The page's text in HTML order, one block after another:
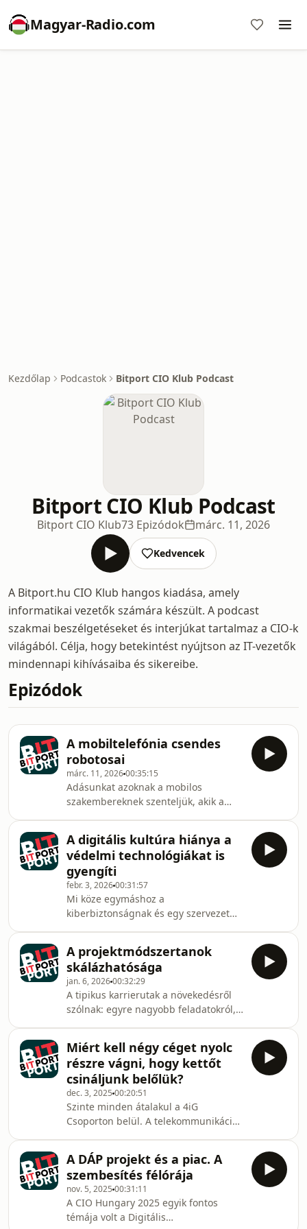
Magyar-Radio.com
Kezdőlap Podcastok Bitport CIO Klub Podcast
Bitport CIO Klub Podcast
Bitport CIO Klub73 Epizódok márc. 11, 2026
Kedvencek
A Bitport.hu CIO Klub hangos kiadása, amely
informatikai vezetők számára készült. A podcast
szakmai beszélgetéseket és interjúkat tartalmaz a CIO-k
világából. Célja, hogy betekintést nyújtson az IT-vezetők
mindennapi kihívásaiba és sikereibe.
Epizódok
A mobiltelefónia csendes
robotosai
márc. 11, 202600:35:15
Adásunkat azoknak a mobilos
szakembereknek szenteljük, akik a
(részben) láthatatlan hálózat
fejlesztéséért és működtetéséért
felelnek: a hálózatfejlesztő
szakértőknek.Hálátlan feladat az övék:
a felhasználó elsősorban a kezében
lévő végponttal foglalkozik. Sokan
meg is vannak győződve, hogy a
mobilos felhasználói élmény kulcsa
csupán egy
A digitális kultúra hiánya a
védelmi technológiákat is
gyengíti
febr. 3, 202600:31:57
Mi köze egymáshoz a
kiberbiztonságnak és egy szervezet
beszélgettünk a kiberbiztonsági
megoldásokat kínáló filter:max két
vezetőjével, Borbély Zsuzsanna
szolgáltatási üzletágvezetővel és
Klement Gábor ügyvezetővel.Bár a
kérdés mindig is aktuális volt, eddig
jellemzően akkor beszélünk róla
többet, amikor kijön a friss uniós
Digital Decad
A projektmódszertanok
skálázhatósága
jan. 6, 202600:32:29
A tipikus karrierutak a növekedésről
szólnak: egyre nagyobb feladatokról,
vendége, Simon Gábor, a META-INF
szenior projektmenedzsere épp az
ellentétes irányt választotta. De
valóban az ellenkező irányba vezet ez
az út?Simon Gábor 16 évet töltött el a
német Tyssenkrupp hazai
leányvállalatánál, ahol átélhette a
szervezetek növekedésén
Miért kell négy céget nyolc
részre vágni, hogy kettőt
csináljunk belőlük?
dec. 3, 2025 00:20:51
Szinte minden átalakul a 4iG
Csoporton belül. A telekommunikációs
januárban megtörtént, de a háttér
kicsit lassabban állt össze. Október
elsején indult el a 4iG Csoport új
tagvállalata, a 2Connect Távközlési
Infrastruktúra és Hálózati
Szolgáltatások Kft., amely az Invitech,
A DÁP projekt és a piac. A
szembesítés félórája
nov. 5, 2025 00:31:11
A CIO Hungary 2025 egyik fontos
témája volt a Digitális